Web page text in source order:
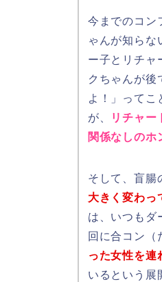
今までのコン
ゃんが知らな
ー子とリチャ
クちゃんが後
よ！」ってこ
が、
リチャー
関係なしのホ
そして、盲腸
大きく変わっ
は、いつもダ
回に合コン（
った女性を連
いるという展